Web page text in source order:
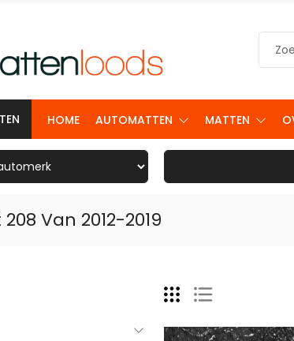
HOME AUTOMATTEN MATTEN
Van 2012-2019